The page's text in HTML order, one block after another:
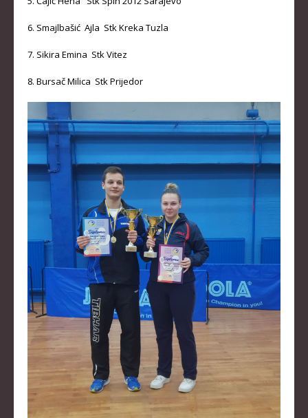
6. Smajlbašić Ajla Stk Kreka Tuzla
7. Sikira Emina Stk Vitez
8. Bursač Milica Stk Prijedor